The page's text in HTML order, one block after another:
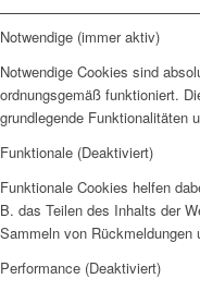
Notwendige (immer aktiv)
Notwendige Cookies sind
ordnungsgemäß funktioniert.
grundlegende Funktionalitäten
Funktionale (Deaktiviert)
Funktionale Cookies helfen
B. das Teilen des Inhalts der
Sammeln von Rückmeldungen
Performance (Deaktiviert)